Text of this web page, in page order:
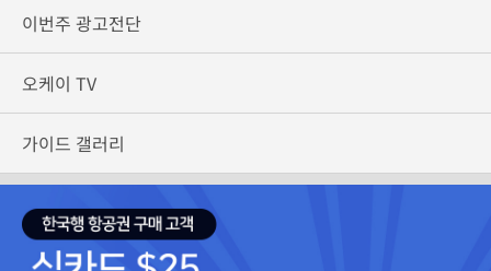
이번주 광고전단
오케이 TV
가이드 갤러리